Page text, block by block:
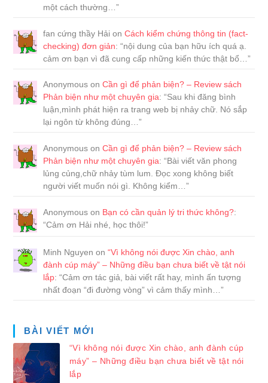
một cách thường…”
fan cứng thầy Hải onCách kiểm chứng thông tin (fact-
checking) đơn giản: “nội dung của bạn hữu ích quá ạ.
cảm ơn bạn vì đã cung cấp những kiến thức thật bổ…”
Anonymous onCần gì để phản biện? – Review sách
Phản biện như một chuyên gia: “Sau khi đăng bình
luận,mình phát hiện ra trang web bị nhảy chữ. Nó sắp
lại ngôn từ không đúng…”
Anonymous onCần gì để phản biện? – Review sách
Phản biện như một chuyên gia: “Bài viết văn phong
lủng củng,chữ nhảy tùm lum. Đọc xong không biết
người viết muốn nói gì. Không kiểm…”
Anonymous on Bạn có cần quản lý tri thức không?:
“Cảm ơn Hải nhé, học thôi!”
Minh Nguyen on“Vì không nói được Xin chào, anh
đành cúp máy” – Những điều bạn chưa biết về tật nói
lắp: “Cảm ơn tác giả, bài viết rất hay, mình ấn tượng
nhất đoạn “đi đường vòng” vì cảm thấy mình…”
BÀI VIẾT MỚI
“Vì không nói được Xin chào, anh đành cúp
máy” – Những điều bạn chưa biết về tật nói
lắp